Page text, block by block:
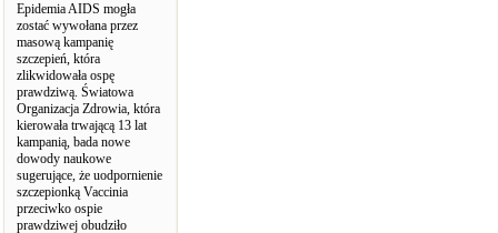
Epidemia AIDS mogła
zostać wywołana przez
masową kampanię
szczepień, która
zlikwidowała ospę
prawdziwą. Światowa
Organizacja Zdrowia, która
kierowała trwającą 13 lat
kampanią, bada nowe
dowody naukowe
sugerujące, że uodpornienie
szczepionką Vaccinia
przeciwko ospie
prawdziwej obudziło